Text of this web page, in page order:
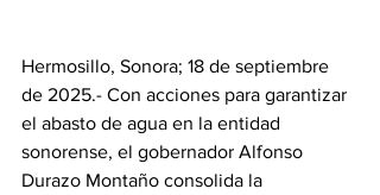
Hermosillo, Sonora; 18 de septiembre
de 2025.- Con acciones para garantizar
el abasto de agua en la entidad
sonorense, el gobernador Alfonso
Durazo Montaño consolida la